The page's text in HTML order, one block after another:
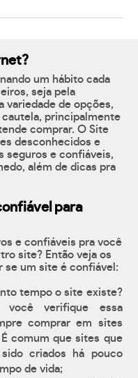
um hábito cada
seja pela
variedade de opções,
principalmente
comprar. O Site
desconhecidos e
seguros e confiáveis,
além de dicas pra
para
e confiáveis pra você
site? Então veja os
se um site é confiável:
tempo o site existe?
você verifique essa
comprar em sites
comum que sites que
criados há pouco
de vida;